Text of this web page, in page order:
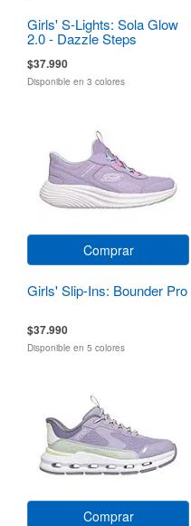
Girls' S-Lights: Sola Glow
2.0 - Dazzle Steps
$37.990
Disponible en 3 colores
Comprar
Girls' Slip-Ins: Bounder Pro
$37.990
Disponible en 5 colores
Comprar